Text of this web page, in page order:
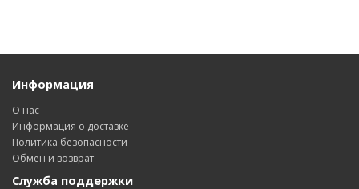
Информация
О нас
Информация о доставке
Политика безопасности
Обмен и возврат
Служба поддержки